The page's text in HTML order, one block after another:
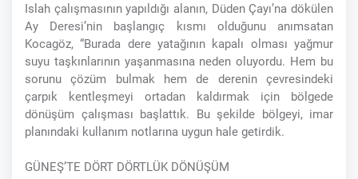
Islah çalışmasının yapıldığı alanın, Düden Çayı’na dökülen
Ay Deresi’nin başlangıç kısmı olduğunu anımsatan
Kocagöz, “Burada dere yatağının kapalı olması yağmur
suyu taşkınlarının yaşanmasına neden oluyordu. Hem bu
sorunu çözüm bulmak hem de derenin çevresindeki
çarpık kentleşmeyi ortadan kaldırmak için bölgede
dönüşüm çalışması başlattık. Bu şekilde bölgeyi, imar
planındaki kullanım notlarına uygun hale getirdik.
GÜNEŞ’TE DÖRT DÖRTLÜK DÖNÜŞÜM